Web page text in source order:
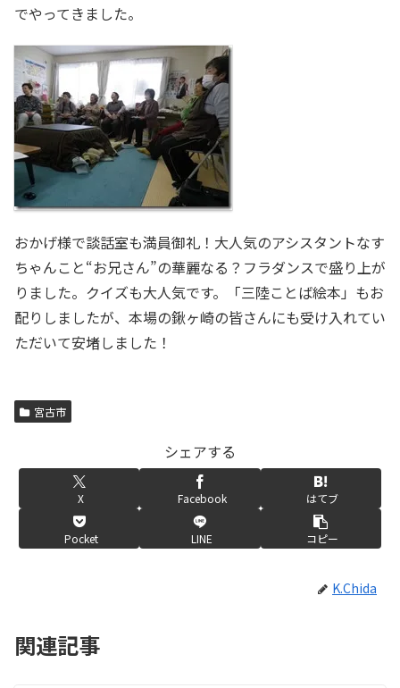
でやってきました。
おかげ様で談話室も満員御礼！大人気のアシスタントなす
ちゃんこと“お兄さん”の華麗なる？フラダンスで盛り上が
りました。クイズも大人気です。「三陸ことば絵本」もお
配りしましたが、本場の鍬ヶ崎の皆さんにも受け入れてい
ただいて安堵しました！
宮古市
シェアする
X Facebook はてブ
Pocket LINE コピー
K.Chida
関連記事